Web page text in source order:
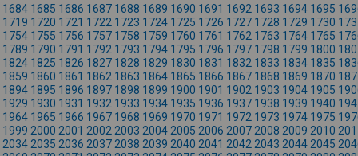
1684 1685 1686 1687 1688 1689 1690 1691 1692 1693 1694 1695
1719 1720 1721 1722 1723 1724 1725 1726 1727 1728 1729 1730
1754 1755 1756 1757 1758 1759 1760 1761 1762 1763 1764 1765
1789 1790 1791 1792 1793 1794 1795 1796 1797 1798 1799 1800
1824 1825 1826 1827 1828 1829 1830 1831 1832 1833 1834 1835
1859 1860 1861 1862 1863 1864 1865 1866 1867 1868 1869 1870
1894 1895 1896 1897 1898 1899 1900 1901 1902 1903 1904 1905
1929 1930 1931 1932 1933 1934 1935 1936 1937 1938 1939 1940
1964 1965 1966 1967 1968 1969 1970 1971 1972 1973 1974 1975
1999 2000 2001 2002 2003 2004 2005 2006 2007 2008 2009 2010
2034 2035 2036 2037 2038 2039 2040 2041 2042 2043 2044 2045